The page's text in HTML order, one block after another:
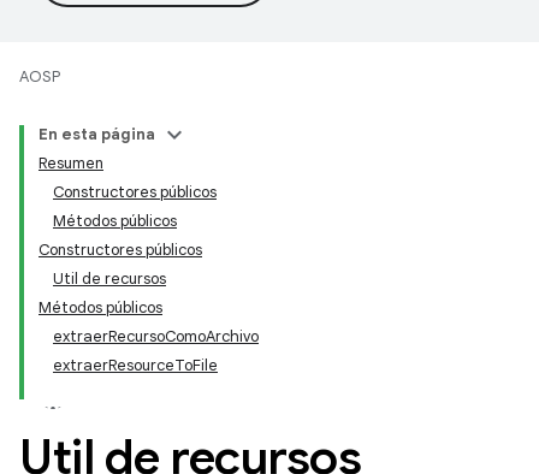
AOSP
En esta página
Resumen
Constructores públicos
Métodos públicos
Constructores públicos
Util de recursos
Métodos públicos
extraerRecursoComoArchivo
extraerResourceToFile
Util de recursos